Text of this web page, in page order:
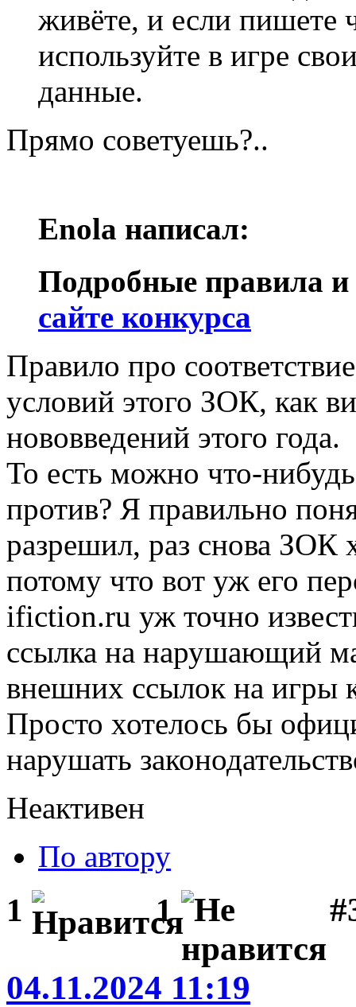
живёте, и если пишете
используйте в игре
данные.
Прямо советуешь?..
Enola написал:
Подробные правила
сайте конкурса
Правило про
условий этого ЗОК, как
нововведений этого года.
То есть можно что-
против? Я правильно
разрешил, раз снова ЗОК
потому что вот уж его
ifiction.ru уж точно
ссылка на нарушающий
внешних ссылок на игры
Просто хотелось бы
нарушать
Неактивен
По автору
1 1
04.11.2024 11:19